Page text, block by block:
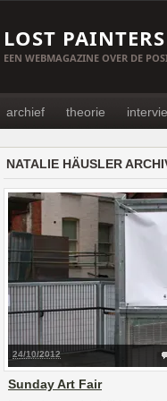
LOST PAINTERS
EEN WEBMAGAZINE OVER DE
archief theorie
NATALIE HÄUSLER
24/10/2012
Sunday Art Fair